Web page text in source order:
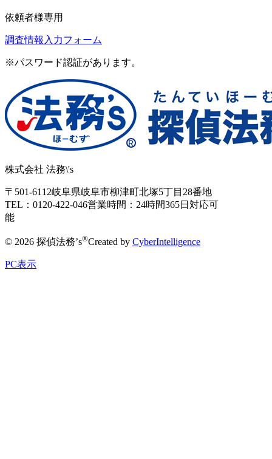
依頼者様専用
調査情報入力フォーム
※パスワード認証があります。
株式会社 法務\'s
〒501-6112岐阜県岐阜市柳津町北塚5丁目28番地
TEL：0120-422-046営業時間：24時間365日対応可
能
© 2026 探偵法務’s®Created by CyberIntelligence
PC表示